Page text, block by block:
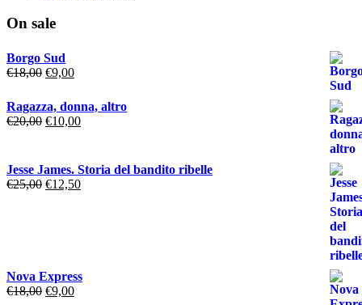
On sale
Borgo Sud
€18,00 Il
originale
era:
€18,00.
€9,00Il
è:
€9,00.
Ragazza, donna, altro
€20,00 Il
€20,00.
€10,00Il
è:
€10,00.
Jesse James. Storia del bandito ribelle
€25,00 Il
€12,50Il
Nova Express
€18,00 Il
€9,00Il